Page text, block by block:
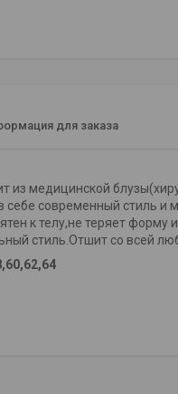
для заказа
из медицинской
современный стиль и
к телу,не теряет форму
стиль.Отшит со всей